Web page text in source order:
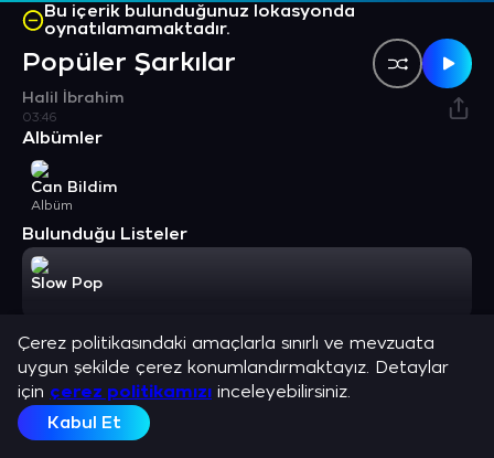
Bu içerik bulunduğunuz lokasyonda
oynatılamamaktadır.
Popüler Şarkılar
Halil İbrahim
03:46
Albümler
Can Bildim
Albüm
Bulunduğu Listeler
Slow Pop
Mehmet Erdem
Sanatçı
Burcu Güneş
Sanatçı
Selçuk Balcı
Sanatçı
Derya
Çerez politikasındaki amaçlarla sınırlı ve mevzuata
uygun şekilde çerez konumlandırmaktayız. Detaylar
için çerez politikamızı inceleyebilirsiniz.
Kabul Et